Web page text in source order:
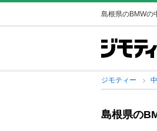
島根県のBMWの
ジモティー
島根県の